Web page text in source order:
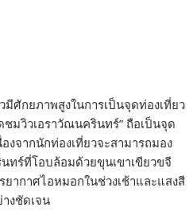
ศักยภาพสูงในการเป็นจุดท่องเที่ยว
มวิวเอราวัณนครินทร์” ถือเป็นจุด
งจากนักท่องเที่ยวจะสามารถมอง
ทร์ที่โอบล้อมด้วยขุนเขาเขียวขจี
ากาศไอหมอกในช่วงเช้าและแสงสี
งชัดเจน